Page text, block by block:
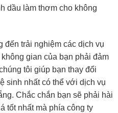
dầu làm thơm cho không
đến trải nghiệm các dịch vụ
gian của bạn phải đảm
tôi giúp bạn thay đổi
sinh nhất có thể với dịch vụ
Chắc chắn bạn sẽ phải hài
tốt nhất mà phía công ty